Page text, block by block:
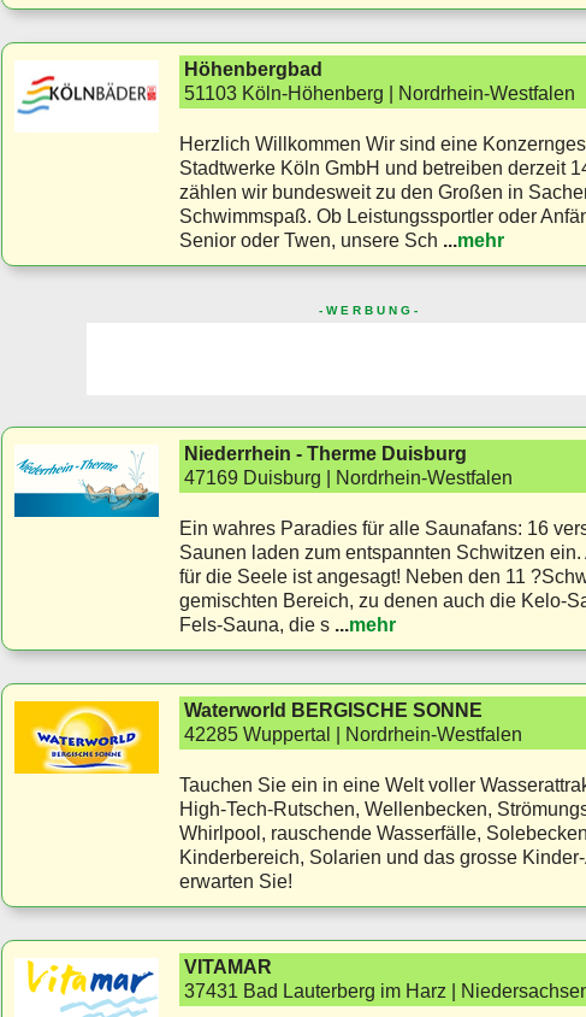
Höhenbergbad
51103 Köln-Höhenberg | Nordrhein-Westfalen
Herzlich Willkommen Wir sind eine
Stadtwerke Köln GmbH und betreiben derzeit
zählen wir bundesweit zu den Großen in
Schwimmspaß. Ob Leistungssportler oder
Senior oder Twen, unsere Sch ...mehr
- W E R B U N G -
Niederrhein - Therme Duisburg
47169 Duisburg | Nordrhein-Westfalen
Ein wahres Paradies für alle Saunafans: 16
Saunen laden zum entspannten Schwitzen ein.
für die Seele ist angesagt! Neben den 11
gemischten Bereich, zu denen auch die Kelo-
Fels-Sauna, die s ...mehr
Waterworld BERGISCHE SONNE
42285 Wuppertal | Nordrhein-Westfalen
Tauchen Sie ein in eine Welt voller
High-Tech-Rutschen, Wellenbecken,
Whirlpool, rauschende Wasserfälle,
Kinderbereich, Solarien und das grosse
erwarten Sie!
VITAMAR
37431 Bad Lauterberg im Harz |